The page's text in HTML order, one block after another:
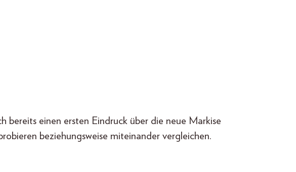
bereits einen ersten Eindruck über die neue Markise
beziehungsweise miteinander vergleichen.